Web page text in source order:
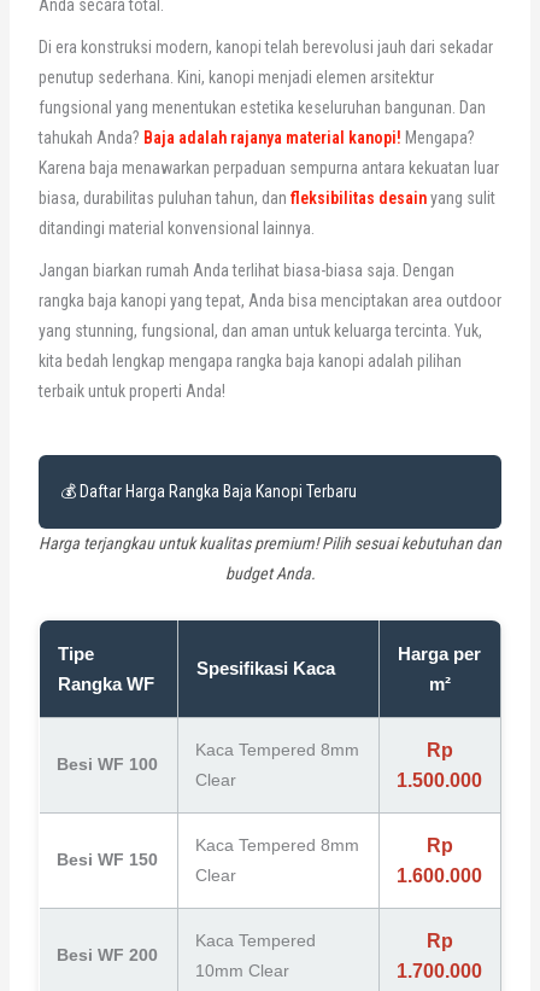
Anda secara total.
Di era konstruksi modern, kanopi telah berevolusi jauh dari sekadar
penutup sederhana. Kini, kanopi menjadi elemen arsitektur
fungsional yang menentukan estetika keseluruhan bangunan. Dan
tahukah Anda? Baja adalah rajanya material kanopi! Mengapa?
Karena baja menawarkan perpaduan sempurna antara kekuatan luar
biasa, durabilitas puluhan tahun, dan fleksibilitas desain yang sulit
ditandingi material konvensional lainnya.
Jangan biarkan rumah Anda terlihat biasa-biasa saja. Dengan
rangka baja kanopi yang tepat, Anda bisa menciptakan area outdoor
yang stunning, fungsional, dan aman untuk keluarga tercinta. Yuk,
kita bedah lengkap mengapa rangka baja kanopi adalah pilihan
terbaik untuk properti Anda!
💰 Daftar Harga Rangka Baja Kanopi Terbaru
Harga terjangkau untuk kualitas premium! Pilih sesuai kebutuhan dan
budget Anda.
Tipe
Rangka WF
Spesifikasi Kaca
Harga per
m²
Besi WF 100
Kaca Tempered 8mm
Clear
Rp
1.500.000
Besi WF 150
Kaca Tempered 8mm
Clear
Rp
1.600.000
Besi WF 200
Kaca Tempered
10mm Clear
Rp
1.700.000